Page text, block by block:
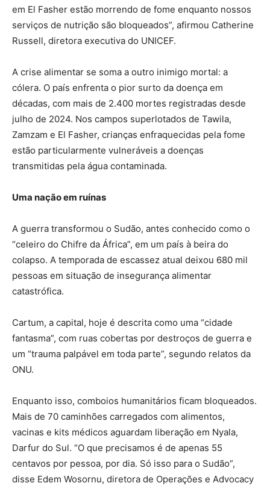
em El Fasher estão morrendo de fome enquanto nossos
serviços de nutrição são bloqueados”, afirmou Catherine
Russell, diretora executiva do UNICEF.
A crise alimentar se soma a outro inimigo mortal: a
cólera. O país enfrenta o pior surto da doença em
décadas, com mais de 2.400 mortes registradas desde
julho de 2024. Nos campos superlotados de Tawila,
Zamzam e El Fasher, crianças enfraquecidas pela fome
estão particularmente vulneráveis a doenças
transmitidas pela água contaminada.
Uma nação em ruínas
A guerra transformou o Sudão, antes conhecido como o
“celeiro do Chifre da África”, em um país à beira do
colapso. A temporada de escassez atual deixou 680 mil
pessoas em situação de insegurança alimentar
catastrófica.
Cartum, a capital, hoje é descrita como uma “cidade
fantasma”, com ruas cobertas por destroços de guerra e
um “trauma palpável em toda parte”, segundo relatos da
ONU.
Enquanto isso, comboios humanitários ficam bloqueados.
Mais de 70 caminhões carregados com alimentos,
vacinas e kits médicos aguardam liberação em Nyala,
Darfur do Sul. “O que precisamos é de apenas 55
centavos por pessoa, por dia. Só isso para o Sudão”,
disse Edem Wosornu, diretora de Operações e Advocacy